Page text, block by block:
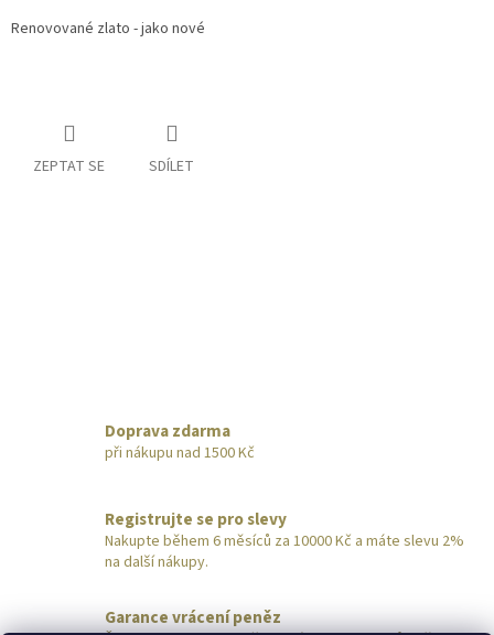
Renovované zlato - jako nové
ZEPTAT SE SDÍLET
Doprava zdarma
při nákupu nad 1500 Kč
Registrujte se pro slevy
Nakupte během 6 měsíců za 10000 Kč a máte slevu 2%
na další nákupy.
Garance vrácení peněz